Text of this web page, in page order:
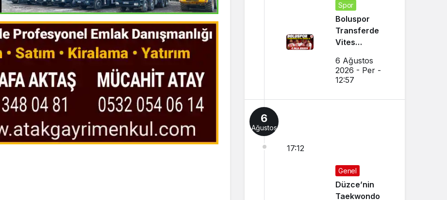
Spor
Boluspor
Transferde
Vites
6 Ağustos
2026 - Per -
12:57
6
Ağustos
17:12
Genel
Düzce’nin
Taekwondo